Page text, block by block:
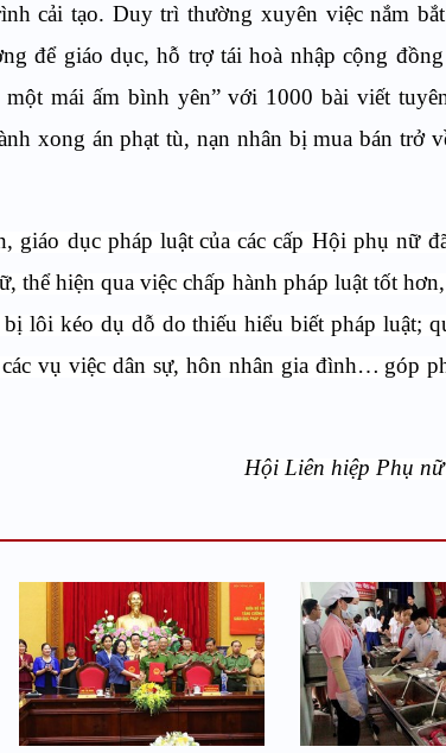
cải tạo. Duy trì thường xuyên việc nắm bắt
để giáo dục, hỗ trợ tái hoà nhập cộng
mái ấm bình yên” với 1000 bài viết
xong án phạt tù, nạn nhân bị mua bán trở
giáo dục pháp luật của các cấp Hội phụ nữ
thể hiện qua việc chấp hành pháp luật tốt
lôi kéo dụ dỗ do thiếu hiểu biết pháp luật;
vụ việc dân sự, hôn nhân gia đình… góp
Hội Liên hiệp Phụ